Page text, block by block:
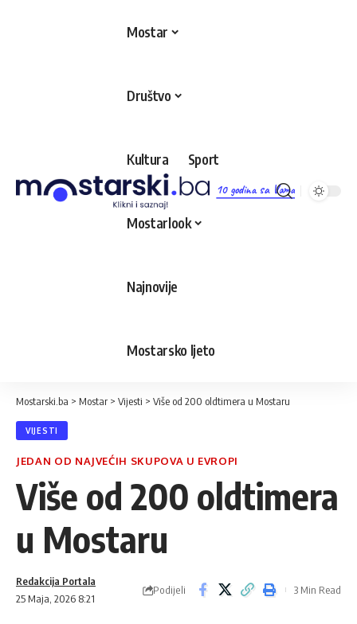
10 godina sa Vama
Mostar
Društvo
Kultura Sport
Mostarlook
Najnovije
Mostarsko ljeto
Mostarski.ba > Mostar > Vijesti > Više od 200 oldtimera u Mostaru
VIJESTI
JEDAN OD NAJVEĆIH SKUPOVA U EVROPI
Više od 200 oldtimera
u Mostaru
25 Maja, 2026 8:21
Redakcija Portala
Podijeli 3 Min Read